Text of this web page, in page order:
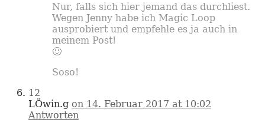
Nur, falls sich hier jemand das durchliest.
Wegen Jenny habe ich Magic Loop
ausprobiert und empfehle es ja auch in
meinem Post!
🙂
Soso!
12
LÖwin.g on 14. Februar 2017 at 10:02
Antworten